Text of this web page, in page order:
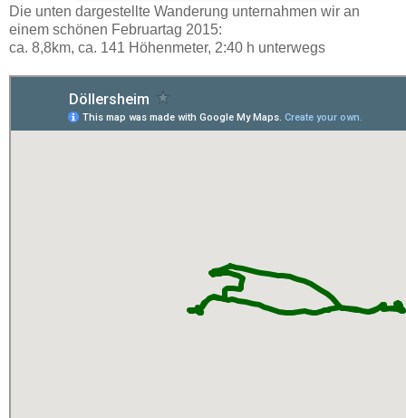
Die unten dargestellte Wanderung unternahmen wir an
einem schönen Februartag 2015:
ca. 8,8km, ca. 141 Höhenmeter, 2:40 h unterwegs